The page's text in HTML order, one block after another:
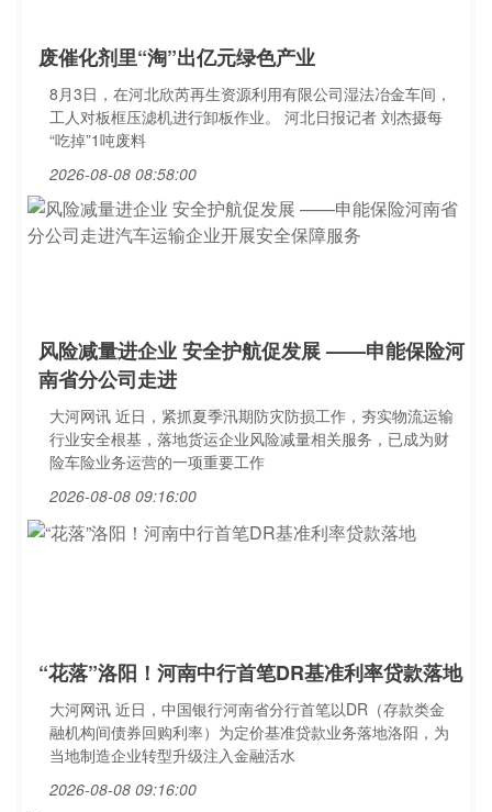
废催化剂里“淘”出亿元绿色产业
8月3日，在河北欣芮再生资源利用有限公司湿法冶金车间，
工人对板框压滤机进行卸板作业。 河北日报记者 刘杰摄每
“吃掉”1吨废料
2026-08-08 08:58:00
风险减量进企业 安全护航促发展 ——申能保险河
南省分公司走进
大河网讯 近日，紧抓夏季汛期防灾防损工作，夯实物流运输
行业安全根基，落地货运企业风险减量相关服务，已成为财
险车险业务运营的一项重要工作
2026-08-08 09:16:00
“花落”洛阳！河南中行首笔DR基准利率贷款落地
大河网讯 近日，中国银行河南省分行首笔以DR（存款类金
融机构间债券回购利率）为定价基准贷款业务落地洛阳，为
当地制造企业转型升级注入金融活水
2026-08-08 09:16:00